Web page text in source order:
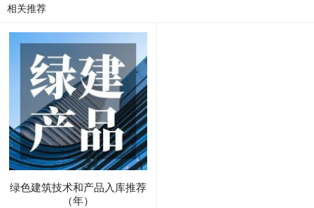
相关推荐
绿色建筑技术和产品入库推荐
（年）